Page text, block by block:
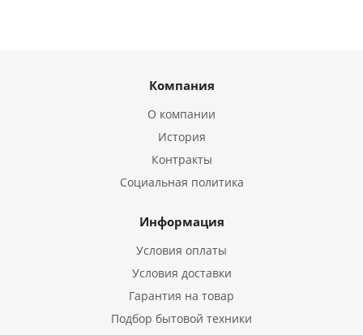
Компания
О компании
История
Контракты
Социальная политика
Информация
Условия оплаты
Условия доставки
Гарантия на товар
Подбор бытовой техники